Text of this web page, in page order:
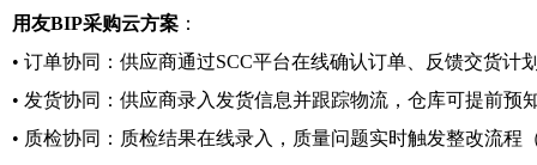
用友BIP采购云方案 ：
• 订单协同：供应商通过SCC平台在线确认订单、反馈交货计
• 发货协同：供应商录入发货信息并跟踪物流，仓库可提前预
• 质检协同：质检结果在线录入，质量问题实时触发整改流程